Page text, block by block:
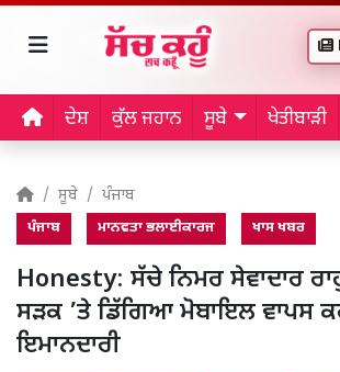
ਦੇਸ਼ ਕੁੱਲ ਜਹਾਨ ਸੂਬੇ ਖੇਤੀਬਾੜੀ
ਸੂਬੇ ਪੰਜਾਬ
ਪੰਜਾਬ ਮਾਨਵਤਾ ਭਲਾਈਕਾਰਜ ਖਾਸ ਖਬਰ
Honesty: ਸੱਚੇ ਨਿਮਰ ਸੇਵਾਦਾਰ
ਸੜਕ ’ਤੇ ਡਿੱਗਿਆ ਮੋਬਾਇਲ ਵਾਪਸ
ਇਮਾਨਦਾਰੀ